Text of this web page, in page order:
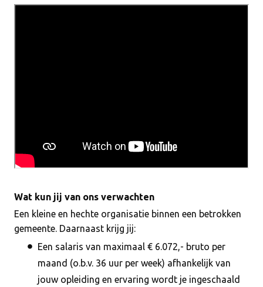
Wat kun jij van ons verwachten
Een kleine en hechte organisatie binnen een betrokken
gemeente. Daarnaast krijg jij:
Een salaris van maximaal € 6.072,- bruto per
maand (o.b.v. 36 uur per week) afhankelijk van
jouw opleiding en ervaring wordt je ingeschaald